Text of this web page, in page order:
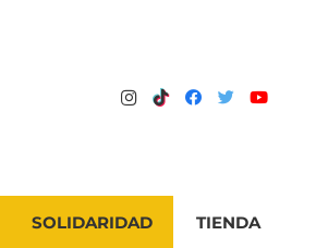
SOLIDARIDAD TIENDA